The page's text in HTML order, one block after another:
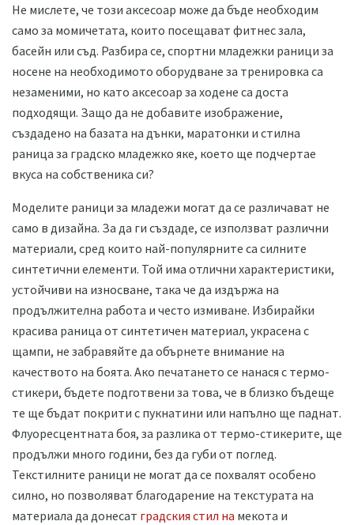
Не мислете, че този аксесоар може да бъде необходим
само за момичетата, които посещават фитнес зала,
басейн или съд. Разбира се, спортни младежки раници за
носене на необходимото оборудване за тренировка са
незаменими, но като аксесоар за ходене са доста
подходящи. Защо да не добавите изображение,
създадено на базата на дънки, маратонки и стилна
раница за градско младежко яке, което ще подчертае
вкуса на собственика си?
Моделите раници за младежи могат да се различават не
само в дизайна. За да ги създаде, се използват различни
материали, сред които най-популярните са силните
синтетични елементи. Той има отлични характеристики,
устойчиви на износване, така че да издържа на
продължителна работа и често измиване. Избирайки
красива раница от синтетичен материал, украсена с
щампи, не забравяйте да обърнете внимание на
качеството на боята. Ако печатането се нанася с термо-
стикери, бъдете подготвени за това, че в близко бъдеще
те ще бъдат покрити с пукнатини или напълно ще паднат.
Флуоресцентната боя, за разлика от термо-стикерите, ще
продължи много години, без да губи от поглед.
Текстилните раници не могат да се похвалят особено
силно, но позволяват благодарение на текстурата на
материала да донесат градския стил на мекота и